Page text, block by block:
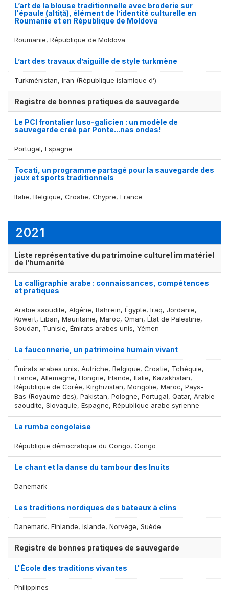
L’art de la blouse traditionnelle avec broderie sur
l'épaule (altiţă), élément de l’identité culturelle en
Roumanie et en République de Moldova
Roumanie, République de Moldova
L’art des travaux d’aiguille de style turkmène
Turkménistan, Iran (République islamique d’)
Registre de bonnes pratiques de sauvegarde
Le PCI frontalier luso-galicien : un modèle de
sauvegarde créé par Ponte...nas ondas!
Portugal, Espagne
Tocatì, un programme partagé pour la sauvegarde des
jeux et sports traditionnels
Italie, Belgique, Croatie, Chypre, France
2021
Liste représentative du patrimoine culturel immatériel
de l’humanité
La calligraphie arabe : connaissances, compétences
et pratiques
Arabie saoudite, Algérie, Bahreïn, Égypte, Iraq, Jordanie,
Koweït, Liban, Mauritanie, Maroc, Oman, État de Palestine,
Soudan, Tunisie, Émirats arabes unis, Yémen
La fauconnerie, un patrimoine humain vivant
Émirats arabes unis, Autriche, Belgique, Croatie, Tchéquie,
France, Allemagne, Hongrie, Irlande, Italie, Kazakhstan,
République de Corée, Kirghizistan, Mongolie, Maroc, Pays-
Bas (Royaume des), Pakistan, Pologne, Portugal, Qatar, Arabie
saoudite, Slovaquie, Espagne, République arabe syrienne
La rumba congolaise
République démocratique du Congo, Congo
Le chant et la danse du tambour des Inuits
Danemark
Les traditions nordiques des bateaux à clins
Danemark, Finlande, Islande, Norvège, Suède
Registre de bonnes pratiques de sauvegarde
L'École des traditions vivantes
Philippines